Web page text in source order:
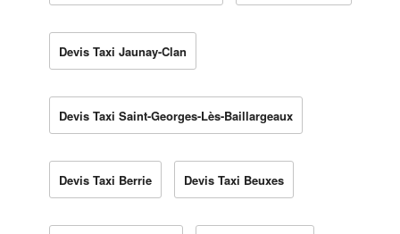
Devis Taxi Jaunay-Clan
Devis Taxi Saint-Georges-Lès-Baillargeaux
Devis Taxi Berrie Devis Taxi Beuxes